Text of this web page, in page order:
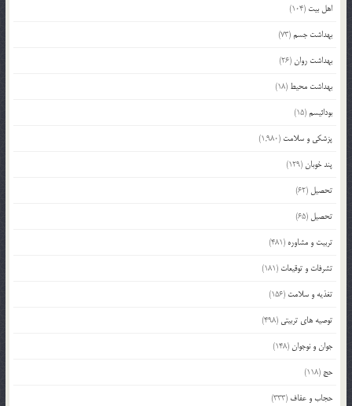
اهل بیت (104)
بهداشت جسم(73)
بهداشت روان(26)
بهداشت محیط (18)
بودائیسم(15)
پزشکی و سلامت (1,980)
پند خوبان(129)
تحصیل (62)
تحصیل (65)
تربیت و مشاوره (481)
تشرفات و توقیعات (181)
تغذیه و سلامت (156)
توصیه های تربیتی (498)
جوان و نوجوان(148)
حج (118)
حجاب و عفاف (333)